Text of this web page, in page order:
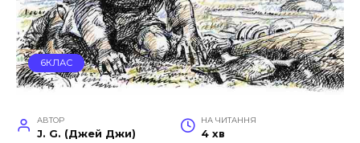
6КЛАС
АВТОР
J. G. (Джей Джи)
НА ЧИТАННЯ
4 хв